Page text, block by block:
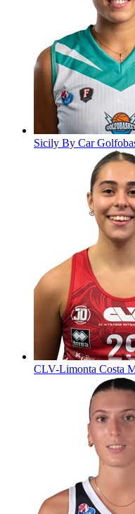
Sicily By Car
CLV-Limonta Costa